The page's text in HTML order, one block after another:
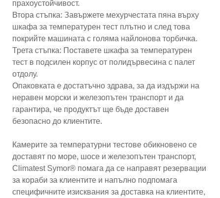
прахоустойчивост.
Втора стъпка: Завържете мехурчестата пяна върху
шкафа за температурен тест плътно и след това
покрийте машината с голяма найлонова торбичка.
Трета стъпка: Поставете шкафа за температурен
тест в подсилен корпус от полидървесина с палет
отдолу.
Опаковката е достатъчно здрава, за да издържи на
неравен морски и железопътен транспорт и да
гарантира, че продуктът ще бъде доставен
безопасно до клиентите.
Камерите за температурни тестове обикновено се
доставят по море, шосе и железопътен транспорт,
Climatest Symor® помага да се направят резервации
за кораби за клиентите и напълно подпомага
специфичните изисквания за доставка на клиентите,